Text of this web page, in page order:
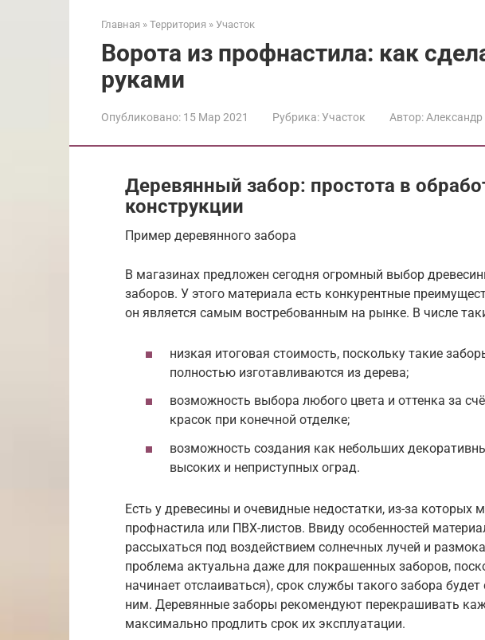
Главная » Территория » Участок
Ворота из профнастила: как
руками
Опубликовано: 15 Мар 2021 Рубрика:Участок Автор:
Деревянный забор: простота в
конструкции
Пример деревянного забора
В магазинах предложен сегодня огромный выбор
заборов. У этого материала есть конкурентные
он является самым востребованным на рынке. В числе
низкая итоговая стоимость, поскольку такие
полностью изготавливаются из дерева;
возможность выбора любого цвета и оттенка за
красок при конечной отделке;
возможность создания как небольших
высоких и неприступных оград.
Есть у древесины и очевидные недостатки, из-за которых
профнастила или ПВХ-листов. Ввиду особенностей
рассыхаться под воздействием солнечных лучей и
проблема актуальна даже для покрашенных заборов,
начинает отслаиваться), срок службы такого забора будет
ним. Деревянные заборы рекомендуют перекрашивать
максимально продлить срок их эксплуатации.